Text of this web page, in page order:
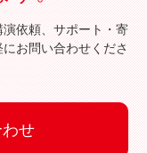
依頼、サポート・寄
お問い合わせくださ
せ